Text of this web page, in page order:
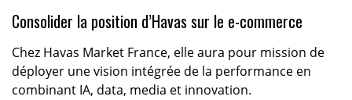
Consolider la position d’Havas sur le e-commerce
Chez Havas Market France, elle aura pour mission de
déployer une vision intégrée de la performance en
combinant IA, data, media et innovation.